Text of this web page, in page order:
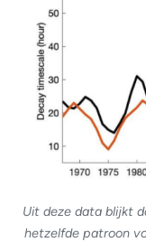
Uit deze data blijkt
hetzelfde patroon